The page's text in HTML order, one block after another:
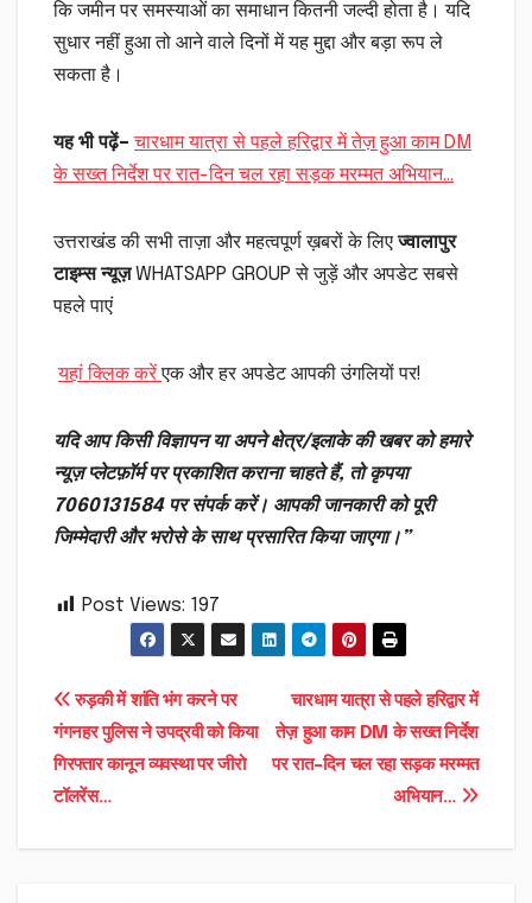
कि जमीन पर समस्याओं का समाधान कितनी जल्दी होता है। यदि
सुधार नहीं हुआ तो आने वाले दिनों में यह मुद्दा और बड़ा रूप ले
सकता है।
यह भी पढ़ें– चारधाम यात्रा से पहले हरिद्वार में तेज़ हुआ काम DM
के सख्त निर्देश पर रात-दिन चल रहा सड़क मरम्मत अभियान…
उत्तराखंड की सभी ताज़ा और महत्वपूर्ण ख़बरों के लिएज्वालापुर
टाइम्स न्यूज़WHATSAPP GROUP से जुड़ें और अपडेट सबसे
पहले पाएं
यहां क्लिक करेंएक और हर अपडेट आपकी उंगलियों पर!
यदि आप किसी विज्ञापन या अपने क्षेत्र/इलाके की खबर को हमारे
न्यूज़ प्लेटफ़ॉर्म पर प्रकाशित कराना चाहते हैं, तो कृपया
7060131584 पर संपर्क करें। आपकी जानकारी को पूरी
जिम्मेदारी और भरोसे के साथ प्रसारित किया जाएगा।”
Post Views: 197
Post
navigation
चारधाम यात्रा से पहले हरिद्वार में
तेज़ हुआ काम DM के सख्त निर्देश
पर रात-दिन चल रहा सड़क मरम्मत
अभियान…
रुड़की में शांति भंग करने पर
गंगनहर पुलिस ने उपद्रवी को किया
गिरफ्तार कानून व्यवस्था पर जीरो
टॉलरेंस…